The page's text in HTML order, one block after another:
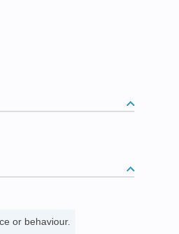
or behaviour.